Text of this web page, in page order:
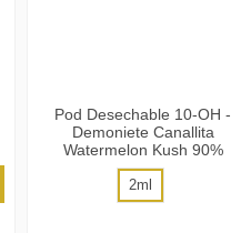
Pod Desechable 10-OH -
Demoniete Canallita
Watermelon Kush 90%
2ml